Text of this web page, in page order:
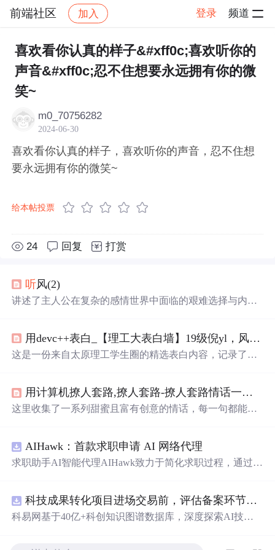
前端社区 加入 登录 频道
社区 前端社区 感慨 帖子详情
喜欢看你认真的样子&#xff0c;喜欢听你的
声音&#xff0c;忍不住想要永远拥有你的微
笑~
m0_70756282
2024-06-30
喜欢看你认真的样子，喜欢听你的声音，忍不住想
要永远拥有你的微笑~
给本帖投票
24 回复 打赏
听风(2)
讲述了主人公在复杂的感情世界中面临的艰难选择与内心
用devc++表白_【理工大表白墙】19级倪yl，风吹起如花般破碎的流年，而你的笑容摇晃摇晃，成为我命途中最美的点缀...
这是一份来自太原理工学生圈的精选表白内容，记录了学
用计算机撩人套路,撩人套路-撩人套路情话一问一答 - 个性说说吧
这里收集了一系列甜蜜且富有创意的情话，每一句都能触
AIHawk：首款求职申请 AI 网络代理
求职助手AI智能代理AIHawk致力于简化求职过程，通过自
科技成果转化项目进场交易前，评估备案环节需要准备哪些材料？.docx
科易网基于40亿+科创知识图谱数据库，深度探索AI技术